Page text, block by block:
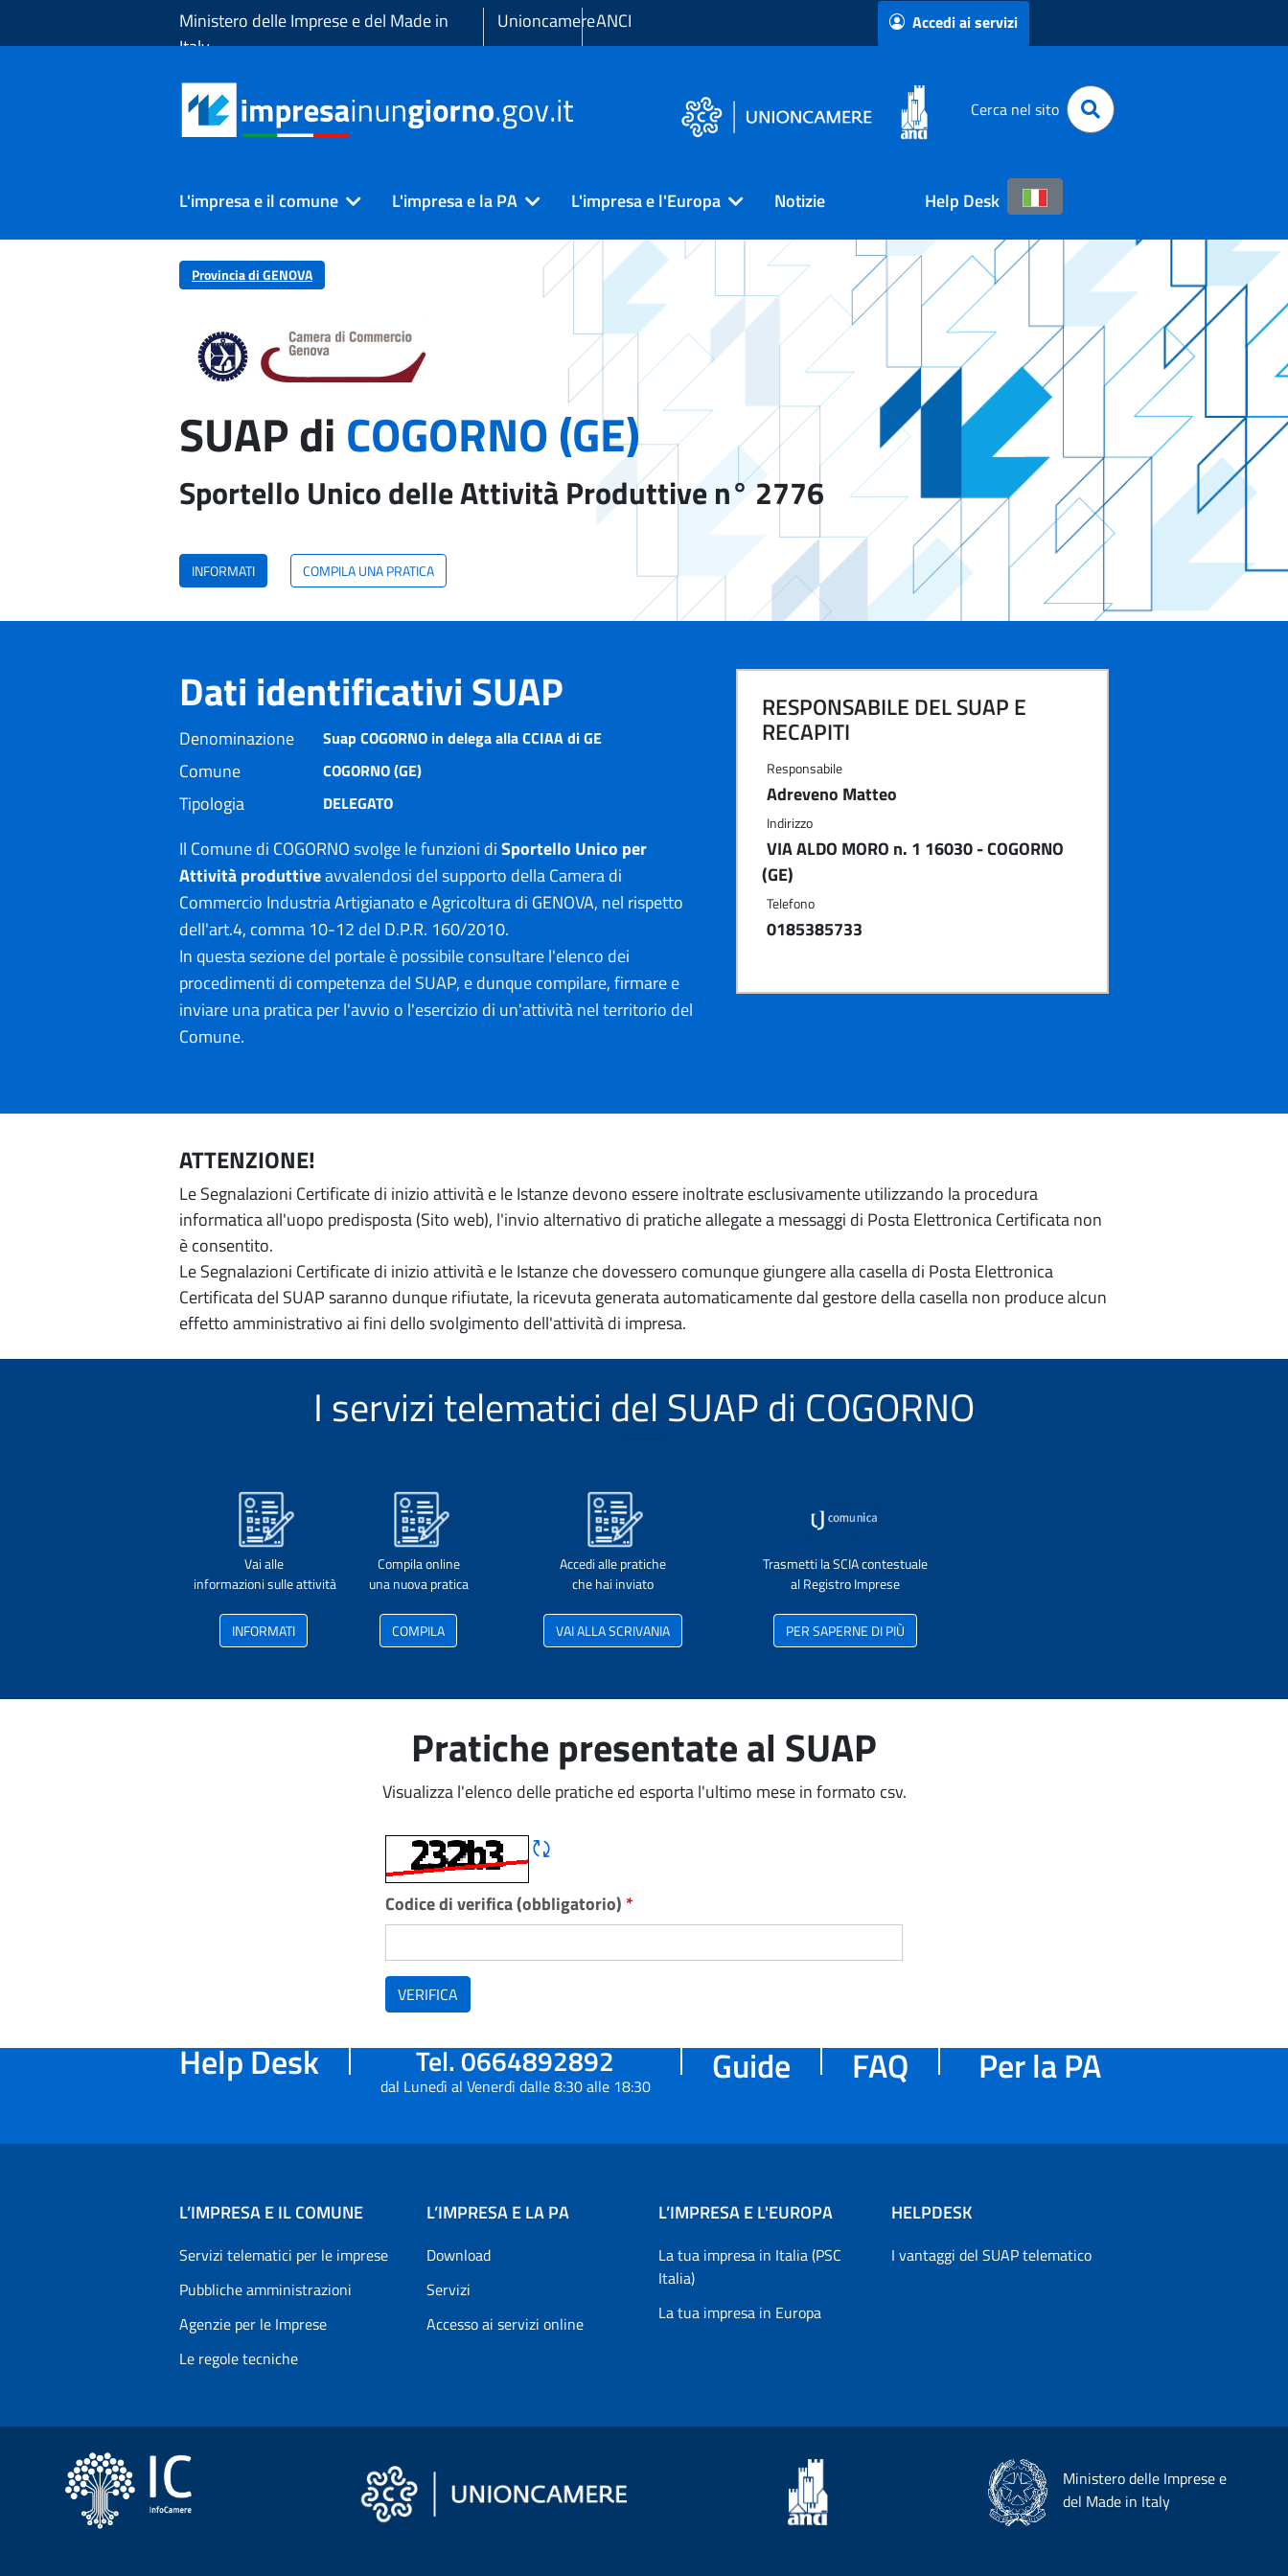
Ministero delle Imprese e del Made in
Italy
UnioncamereANCI Accedi ai servizi
Cerca nel sito
L'impresa e il comune L'impresa e la PA L'impresa e l'Europa Notizie Help Desk
Provincia di GENOVA
SUAP di COGORNO (GE)
Sportello Unico delle Attività Produttive n° 2776
INFORMATI COMPILA UNA PRATICA
Dati identificativi SUAP
Denominazione Suap COGORNO in delega alla CCIAA di GE
Comune COGORNO (GE)
Tipologia DELEGATO
Il Comune di COGORNO svolge le funzioni diSportello Unico per
Attività produttiveavvalendosi del supporto della Camera di
Commercio Industria Artigianato e Agricoltura di GENOVA, nel rispetto
dell'art.4, comma 10-12 del D.P.R. 160/2010.
In questa sezione del portale è possibile consultare l'elenco dei
procedimenti di competenza del SUAP, e dunque compilare, firmare e
inviare una pratica per l'avvio o l'esercizio di un'attività nel territorio del
Comune.
RESPONSABILE DEL SUAP E
RECAPITI
Responsabile
Adreveno Matteo
Indirizzo
VIA ALDO MORO n. 1 16030 - COGORNO
(GE)
Telefono
0185385733
ATTENZIONE!
Le Segnalazioni Certificate di inizio attività e le Istanze devono essere inoltrate esclusivamente utilizzando la procedura
informatica all'uopo predisposta (Sito web), l'invio alternativo di pratiche allegate a messaggi di Posta Elettronica Certificata non
è consentito.
Le Segnalazioni Certificate di inizio attività e le Istanze che dovessero comunque giungere alla casella di Posta Elettronica
Certificata del SUAP saranno dunque rifiutate, la ricevuta generata automaticamente dal gestore della casella non produce alcun
effetto amministrativo ai fini dello svolgimento dell'attività di impresa.
I servizi telematici del SUAP di COGORNO
Vai alle
informazioni sulle attività
INFORMATI
Compila online
una nuova pratica
COMPILA
Accedi alle pratiche
che hai inviato
VAI ALLA SCRIVANIA
Trasmetti la SCIA contestuale
al Registro Imprese
PER SAPERNE DI PIÙ
Pratiche presentate al SUAP
Visualizza l'elenco delle pratiche ed esporta l'ultimo mese in formato csv.
Rigene CAPTCHA
Codice di verifica (obbligatorio) *
VERIFICA
Help Desk Tel. 0664892892
dal Lunedì al Venerdì dalle 8:30 alle 18:30 Guide FAQ Per la PA
L’IMPRESA E IL COMUNE
Servizi telematici per le imprese
Pubbliche amministrazioni
Agenzie per le Imprese
Le regole tecniche
L’IMPRESA E LA PA
Download
Servizi
Accesso ai servizi online
L’IMPRESA E L'EUROPA
La tua impresa in Italia (PSC
Italia)
La tua impresa in Europa
HELPDESK
I vantaggi del SUAP telematico
Ministero delle Imprese e
del Made in Italy